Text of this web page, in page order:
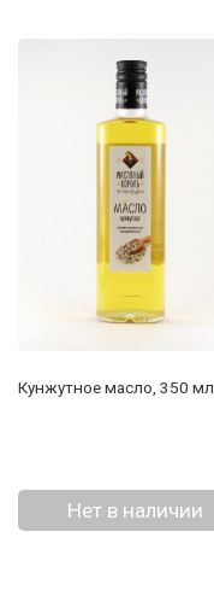
Кунжутное масло, 350 мл
Нет в наличии